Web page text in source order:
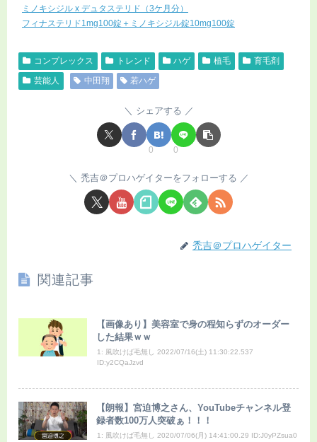
ミノキシジル x デュタステリド（3ケ月分）
フィナステリド1mg100錠＋ミノキシジル錠10mg100錠
コンプレックス トレンド ハゲ 植毛
育毛剤
芸能人
中田翔 若ハゲ
シェアする
0 0
禿吉＠プロハゲイターをフォローする
禿吉＠プロハゲイター
関連記事
【画像あり】美容室で身の程知らずのオーダー
した結果ｗｗ
1: 風吹けば毛無し 2022/07/16(土) 11:30:22.537
ID:y2CQaJzvd
【朗報】宮迫博之さん、YouTubeチャンネル登
録者数100万人突破ぁ！！！
1: 風吹けば毛無し 2020/07/06(月) 14:41:00.29 ID:J0yPZsua0